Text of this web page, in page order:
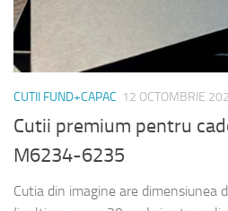
CUTII FUND+CAPAC 12 OCTOMBRIE
Cutii premium pentru
M6234-6235
Cutia din imagine are dimensiunea